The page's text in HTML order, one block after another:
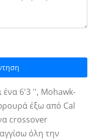
ένα 6'3 '', Mohawk-
έξω από Cal
crossover
όλη την